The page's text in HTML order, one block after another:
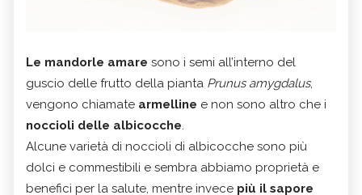
Le mandorle amare sono i semi all’interno del
guscio delle frutto della pianta Prunus amygdalus,
vengono chiamate armelline e non sono altro che i
noccioli delle albicocche.
Alcune varietà di noccioli di albicocche sono più
dolci e commestibili e sembra abbiamo proprietà e
benefici per la salute, mentre invece più il sapore